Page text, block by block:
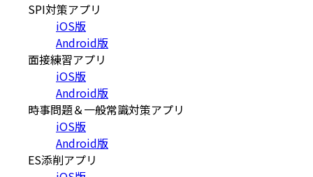
SPI対策アプリ
iOS版
Android版
面接練習アプリ
iOS版
Android版
時事問題＆一般常識対策アプリ
iOS版
Android版
ES添削アプリ